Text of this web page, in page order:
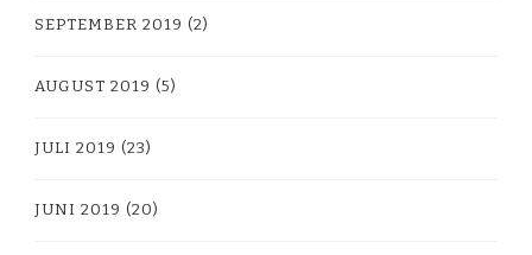
SEPTEMBER 2019 (2)
AUGUST 2019 (5)
JULI 2019 (23)
JUNI 2019 (20)